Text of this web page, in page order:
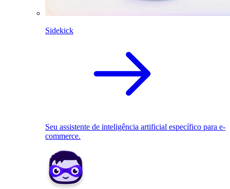
Sidekick
Seu assistente de inteligência artificial específico para e-
commerce.